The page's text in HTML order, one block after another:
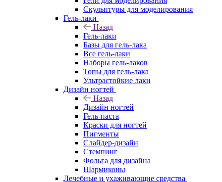
Скульптуры для моделирования
Гель-лаки
Назад
Гель-лаки
Базы для гель-лака
Все гель-лаки
Наборы гель-лаков
Топы для гель-лака
Ультрастойкие лаки
Дизайн ногтей
Назад
Дизайн ногтей
Гель-паста
Краски для ногтей
Пигменты
Слайдер-дизайн
Стемпинг
Фольга для дизайна
Шармиконы
Лечебные и ухаживающие средства